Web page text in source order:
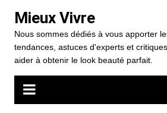
contenu
Mieux Vivre
Nous sommes dédiés à vous apporter
tendances, astuces d'experts et
aider à obtenir le look beauté parfait.